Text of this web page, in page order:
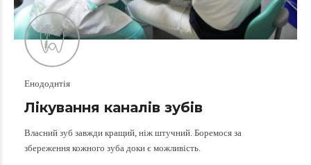
Енододнтія
Лікування каналів зубів
Власний зуб завжди кращий, ніж штучний. Боремося за
збереження кожного зуба доки є можливість.